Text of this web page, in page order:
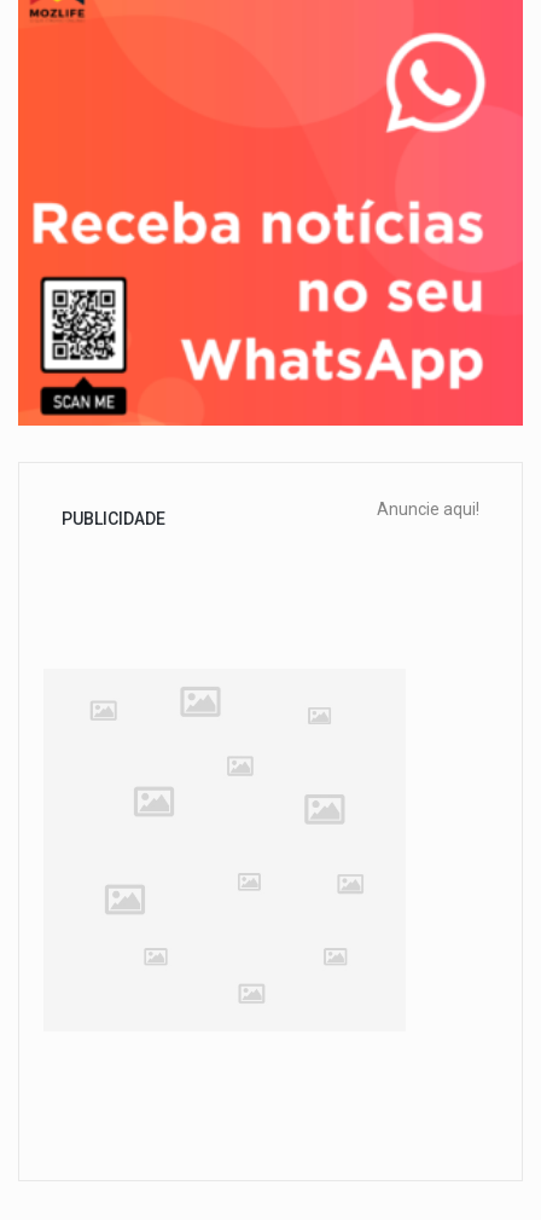
PUBLICIDADE Anuncie aqui!